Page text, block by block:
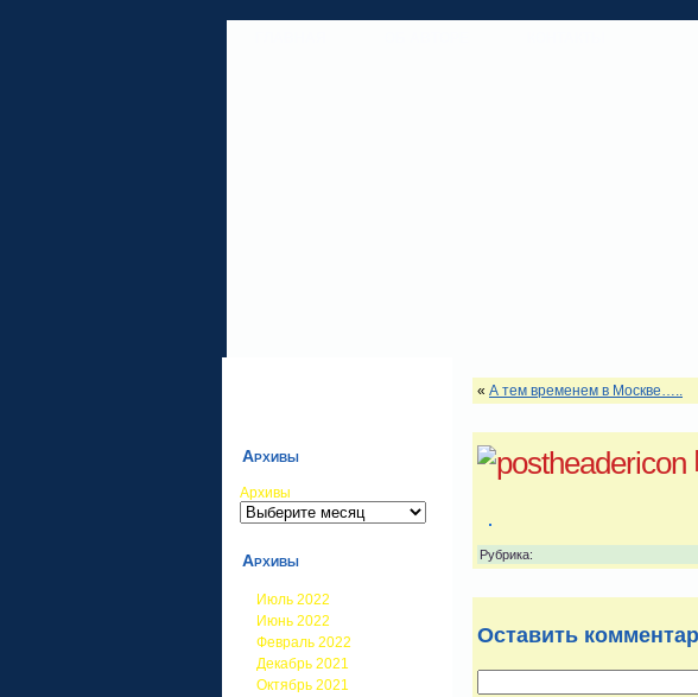
Архивы
Архивы
Архивы
Июль 2022
Июнь 2022
Февраль 2022
Декабрь 2021
Октябрь 2021
« А тем временем в Москве…..
Рубрика:
Оставить